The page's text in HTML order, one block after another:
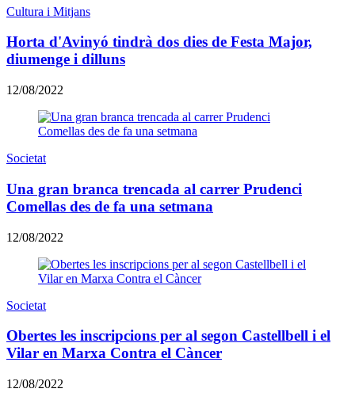
Cultura i Mitjans
Horta d'Avinyó tindrà dos dies de Festa Major,
diumenge i dilluns
12/08/2022
Societat
Una gran branca trencada al carrer Prudenci
Comellas des de fa una setmana
12/08/2022
Societat
Obertes les inscripcions per al segon Castellbell i el
Vilar en Marxa Contra el Càncer
12/08/2022